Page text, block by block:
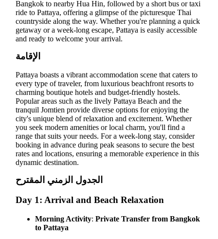
Bangkok to nearby Hua Hin, followed by a short bus or taxi
ride to Pattaya, offering a glimpse of the picturesque Thai
countryside along the way. Whether you're planning a quick
getaway or a week-long escape, Pattaya is easily accessible
and ready to welcome your arrival.
الإقامة
Pattaya boasts a vibrant accommodation scene that caters to
every type of traveler, from luxurious beachfront resorts to
charming boutique hotels and budget-friendly hostels.
Popular areas such as the lively Pattaya Beach and the
tranquil Jomtien provide diverse options for enjoying the
city's unique blend of relaxation and excitement. Whether
you seek modern amenities or local charm, you'll find a
range that suits your needs. For a week-long stay, consider
booking in advance during peak seasons to secure the best
rates and locations, ensuring a memorable experience in this
dynamic destination.
الجدول الزمني المقترح
Day 1: Arrival and Beach Relaxation
Morning Activity: Private Transfer from Bangkok
to Pattaya